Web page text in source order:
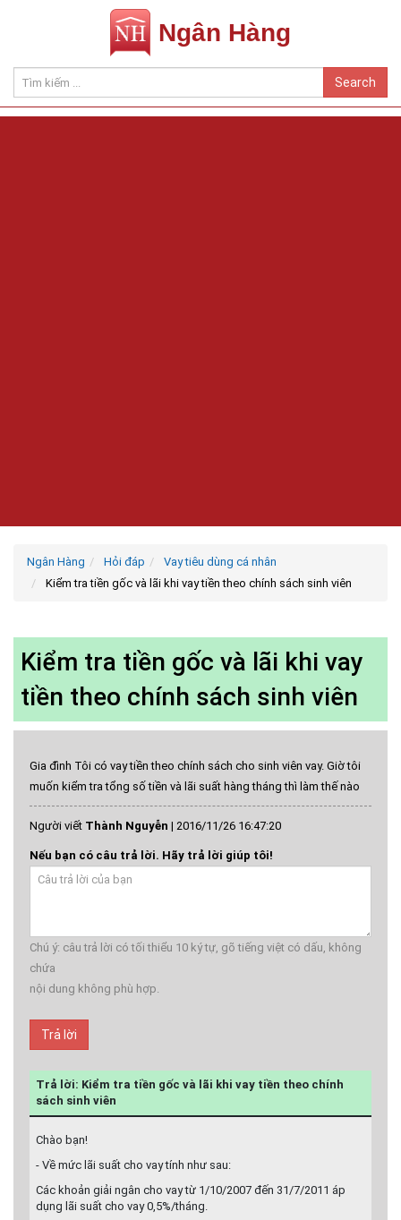
Ngân Hàng
Search
Ngân Hàng Hỏi đáp
Vay tiêu dùng cá nhân
Kiểm tra tiền gốc và lãi khi vay tiền theo chính sách sinh viên
Kiểm tra tiền gốc và lãi khi vay
tiền theo chính sách sinh viên
Gia đình Tôi có vay tiền theo chính sách cho sinh viên vay. Giờ tôi
muốn kiểm tra tổng số tiền và lãi suất hàng tháng thì làm thế nào
Người viết Thành Nguyễn | 2016/11/26 16:47:20
Nếu bạn có câu trả lời. Hãy trả lời giúp tôi!
Chú ý: câu trả lời có tối thiểu 10 ký tự, gõ tiếng việt có dấu, không
chứa
nội dung không phù hợp.
Trả lời
Trả lời: Kiểm tra tiền gốc và lãi khi vay tiền theo chính
sách sinh viên
Chào bạn!
- Về mức lãi suất cho vay tính như sau:
Các khoản giải ngân cho vay từ 1/10/2007 đến 31/7/2011 áp
dụng lãi suất cho vay 0,5%/tháng.